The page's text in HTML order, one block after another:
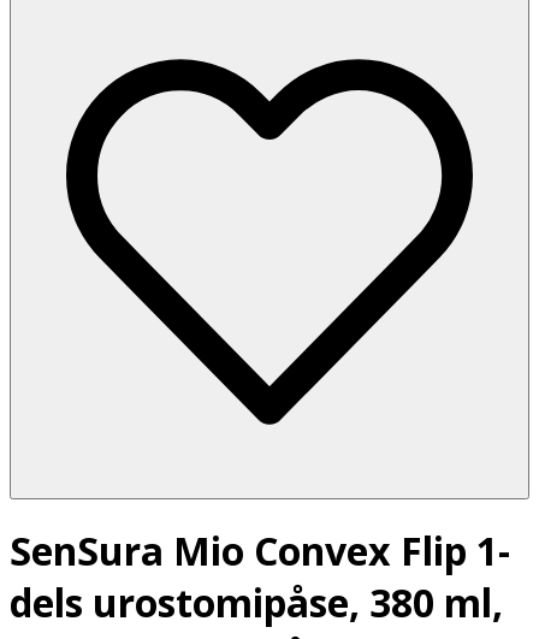
SenSura Mio Convex Flip 1-
dels urostomipåse, 380 ml,